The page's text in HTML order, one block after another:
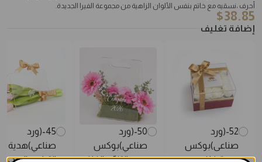
أحرف ،نسقيه مع خاتم بنفس الألوان الزاهية من مجموعة الفيرا الجديدة.
38.85
$
إضافة تغليف
52-(ورد
صناعى)بوكس
هدية فاخر + ورد
50-(ورد
صناعي)بوكس
ورود التخرّج الفاخر
45-(ورد
صناعي)هدية
التوليب الوردي